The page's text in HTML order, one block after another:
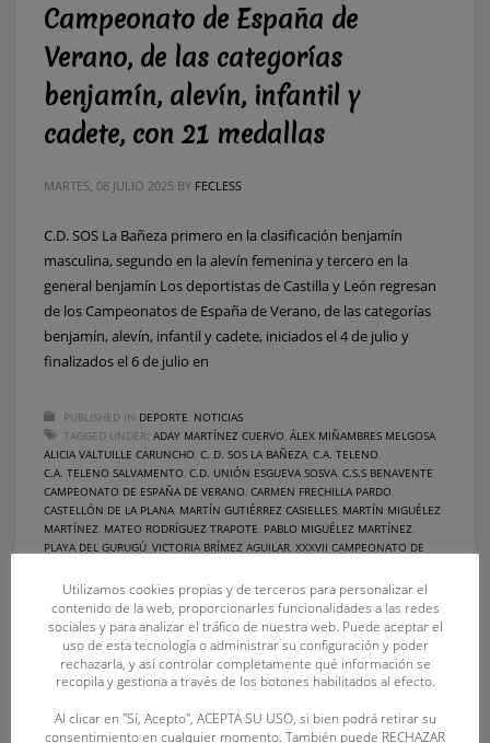
Campeonato de España de
Verano, de las categorías
benjamín, alevín, infantil y
cadete, con 21 medallas
MARTES, 08 JULIO 2025 BY FECLESS
C.D. SOS La Bañeza primero en la clasificación benjamín
masculina, segundo en la alevín femenina y tercero en la
general benjamín Los deportistas de Castilla y León regresan
de los Campeonatos de España de Verano, de las categorías
benjamín, alevín, infantil y cadete, iniciados el 4 de julio y
finalizados el 6 de julio en
PUBLISHED IN DEPORTE NOTICIAS
TAGGED UNDER: ADAY MARTÍNEZ CUERVO ÁLEX MIÑAMBRES MELGOSA
ALICIA VALTUILLE CARUNCHO C. D. SOS LA BAÑEZA C.A. TELENO
C.A. TELENO SALVAMENTO C.D. UNIÓN ESGUEVA SOSVA C.S.S BENAVENTE
CAMPEONATO DE ESPAÑA DE VERANO CARMEN FRECHILLA PARDO
CASTELLÓN DE LA PLANA MARTÍN GUTIÉRREZ CASIELLES MARTÍN MIGUÉLEZ
MARTÍNEZ MATEO RODRÍGUEZ TRAPOTE PABLO MIGUÉLEZ MARTÍNEZ
PLAYA DEL GURUGÚ VICTORIA BRÍMEZ AGUILAR XXXVII CAMPEONATO DE
Utilizamos cookies propias y de terceros para personalizar el
contenido de la web, proporcionarles funcionalidades a las redes
sociales y para analizar el tráfico de nuestra web. Puede aceptar el
uso de esta tecnología o administrar su configuración y poder
rechazarla, y así controlar completamente qué información se
recopila y gestiona a través de los botones habilitados al efecto.
Al clicar en "Sí, Acepto", ACEPTA SU USO, si bien podrá retirar su
consentimiento en cualquier momento. También puede RECHAZAR